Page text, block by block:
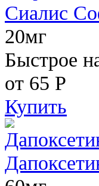
Сиалис
20мг
Быстрое
от 65 Р
Купить